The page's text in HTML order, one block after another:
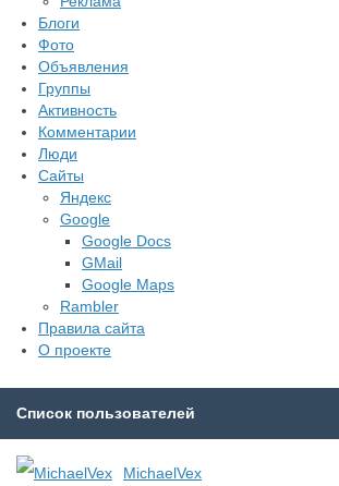
Блоги
Фото
Объявления
Группы
Активность
Комментарии
Люди
Сайты
Яндекс
Google
Google Docs
GMail
Google Maps
Rambler
Правила сайта
О проекте
Список пользователей
MichaelVex